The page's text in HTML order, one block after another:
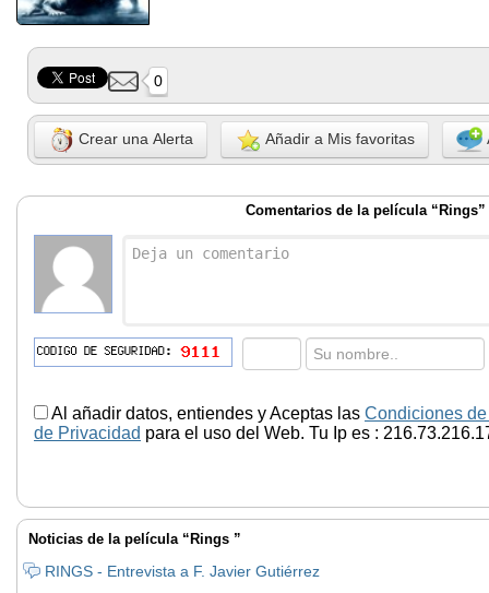
0
Crear una Alerta Añadir a Mis favoritas
Comentarios de la película “Rings”
Al añadir datos, entiendes y Aceptas las Condiciones
de Privacidad para el uso del Web. Tu Ip es :
Noticias de la película “Rings ”
RINGS - Entrevista a F. Javier Gutiérrez